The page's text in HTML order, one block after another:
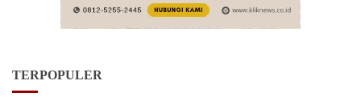
TERPOPULER